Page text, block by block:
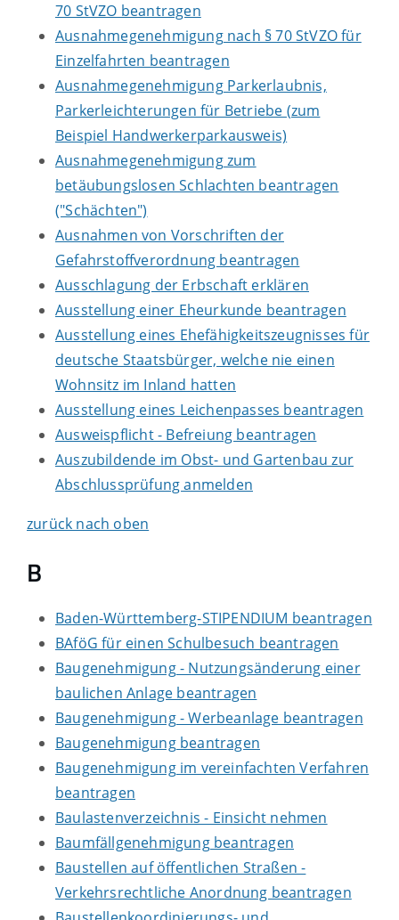
70 StVZO beantragen
Ausnahmegenehmigung nach § 70 StVZO für
Einzelfahrten beantragen
Ausnahmegenehmigung Parkerlaubnis,
Parkerleichterungen für Betriebe (zum
Beispiel Handwerkerparkausweis)
Ausnahmegenehmigung zum
betäubungslosen Schlachten beantragen
("Schächten")
Ausnahmen von Vorschriften der
Gefahrstoffverordnung beantragen
Ausschlagung der Erbschaft erklären
Ausstellung einer Eheurkunde beantragen
Ausstellung eines Ehefähigkeitszeugnisses für
deutsche Staatsbürger, welche nie einen
Wohnsitz im Inland hatten
Ausstellung eines Leichenpasses beantragen
Ausweispflicht - Befreiung beantragen
Auszubildende im Obst- und Gartenbau zur
Abschlussprüfung anmelden
zurück nach oben
B
Baden-Württemberg-STIPENDIUM beantragen
BAföG für einen Schulbesuch beantragen
Baugenehmigung - Nutzungsänderung einer
baulichen Anlage beantragen
Baugenehmigung - Werbeanlage beantragen
Baugenehmigung beantragen
Baugenehmigung im vereinfachten Verfahren
beantragen
Baulastenverzeichnis - Einsicht nehmen
Baumfällgenehmigung beantragen
Baustellen auf öffentlichen Straßen -
Verkehrsrechtliche Anordnung beantragen